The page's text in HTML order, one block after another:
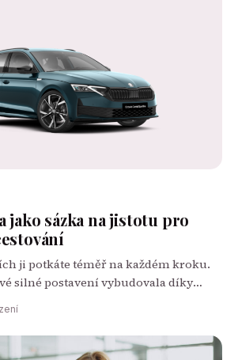
jako sázka na jistotu pro
ji potkáte téměř na každém kroku.
silné postavení vybudovala díky